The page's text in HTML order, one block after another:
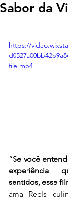
Sabor da
https://
file.mp4
“Se você
experiência
sentidos, esse
ama Reels